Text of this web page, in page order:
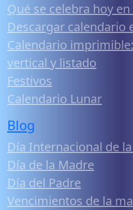
Qué se celebra hoy
Descargar calendario
Calendario
vertical y listado
Festivos
Calendario Lunar
Blog
Día Internacional de
Día de la Madre
Día del Padre
Vencimientos de la